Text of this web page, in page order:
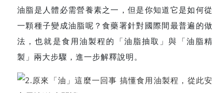
油脂是人體必需營養素之一，但是你知道它是如何從
一顆種子變成油脂呢？食藥署針對國際間最普遍的做
法，也就是食用油製程的「油脂抽取」與「油脂精
製」兩大步驟，進一步解釋說明。